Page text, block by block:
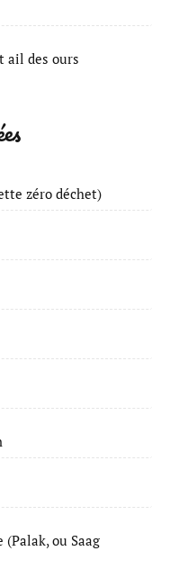
ail des ours
zéro déchet)
ou Saag